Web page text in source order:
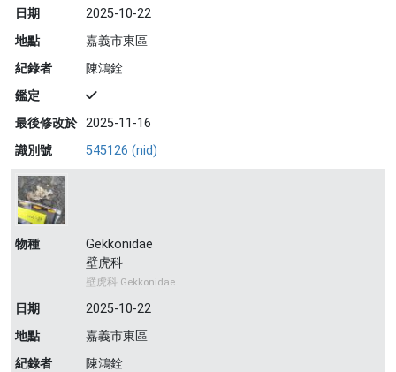
日期
2025-10-22
地點
嘉義市東區
紀錄者
陳鴻銓
鑑定
最後修改於 2025-11-16
識別號
545126 (nid)
物種
Gekkonidae
壁虎科
壁虎科 Gekkonidae
日期
2025-10-22
地點
嘉義市東區
紀錄者
陳鴻銓